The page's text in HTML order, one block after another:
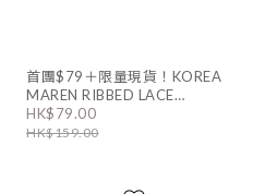
首團$79＋限量現貨！KOREA
MAREN RIBBED LACE
SLEEVELESS｜3色
HK$79.00
HK$159.00